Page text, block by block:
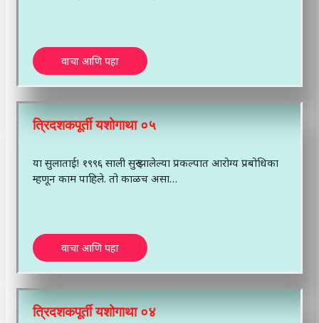
वाचा आणि पहा
त्रिदशकपूर्ती यशोगाथा ०५
या सुलाताई! १९९६ साली सुरु झालेल्या प्रकल्पात आरोग्य प्रबोधिका
म्हणून काम पाहिले. तो काळच असा…
वाचा आणि पहा
त्रिदशकपूर्ती यशोगाथा ०४